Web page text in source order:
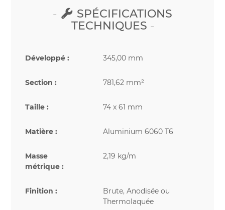
SPÉCIFICATIONS
TECHNIQUES
Développé : 345,00 mm
Section : 781,62 mm²
Taille : 74 x 61 mm
Matière : Aluminium 6060 T6
Masse
métrique :
2,19 kg/m
Finition :
Brute, Anodisée ou
Thermolaquée